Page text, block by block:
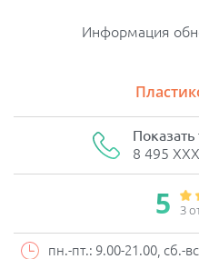
Информация
8 495
5 3
пн.-пт.: 9.00-21.00, сб.-